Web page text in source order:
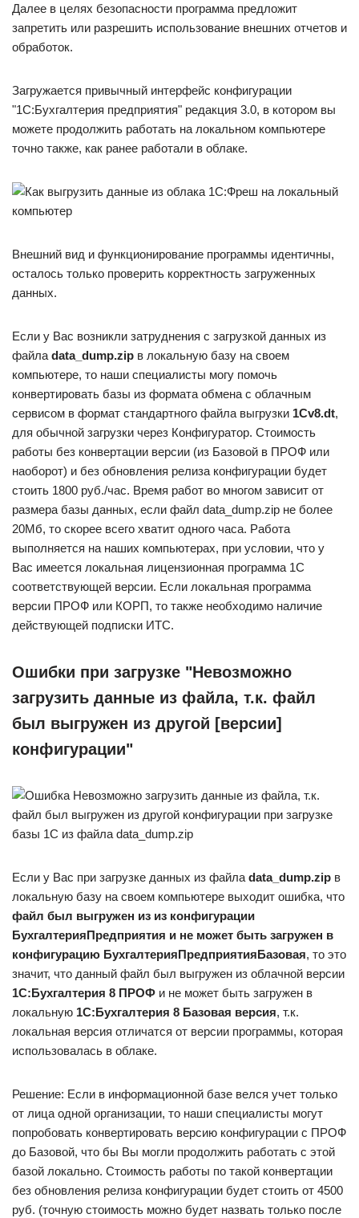
Далее в целях безопасности программа предложит
запретить или разрешить использование внешних отчетов и
обработок.
Загружается привычный интерфейс конфигурации
"1С:Бухгалтерия предприятия" редакция 3.0, в котором вы
можете продолжить работать на локальном компьютере
точно также, как ранее работали в облаке.
Внешний вид и функционирование программы идентичны,
осталось только проверить корректность загруженных
данных.
Если у Вас возникли затруднения с загрузкой данных из
файлаdata_dump.zip в локальную базу на своем
компьютере, то наши специалисты могу помочь
конвертировать базы из формата обмена с облачным
сервисом в формат стандартного файла выгрузки 1Cv8.dt,
для обычной загрузки через Конфигуратор. Стоимость
работы без конвертации версии (из Базовой в ПРОФ или
наоборот) и без обновления релиза конфигурации будет
стоить 1800 руб./час. Время работ во многом зависит от
размера базы данных, если файл data_dump.zip не более
20Мб, то скорее всего хватит одного часа. Работа
выполняется на наших компьютерах, при условии, что у
Вас имеется локальная лицензионная программа 1С
соответствующей версии. Если локальная программа
версии ПРОФ или КОРП, то также необходимо наличие
действующей подписки ИТС.
Ошибки при загрузке "Невозможно
загрузить данные из файла, т.к. файл
был выгружен из другой [версии]
конфигурации"
Если у Вас при загрузке данных из файлаdata_dump.zip в
локальную базу на своем компьютере выходит ошибка, что
файл был выгружен из из конфигурации
БухгалтерияПредприятия и не может быть загружен в
конфигурацию БухгалтерияПредприятияБазовая, то это
значит, что данный файл был выгружен из облачной версии
1С:Бухгалтерия 8 ПРОФ и не может быть загружен в
локальную 1С:Бухгалтерия 8 Базовая версия, т.к.
локальная версия отличатся от версии программы, которая
использовалась в облаке.
Решение: Если в информационной базе велся учет только
от лица одной организации, то наши специалисты могут
попробовать конвертировать версию конфигурации с ПРОФ
до Базовой, что бы Вы могли продолжить работать с этой
базой локально. Стоимость работы по такой конвертации
без обновления релиза конфигурации будет стоить от 4500
руб. (точную стоимость можно будет назвать только после